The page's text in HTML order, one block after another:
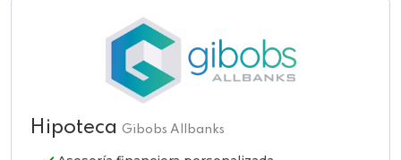
Hipoteca Gibobs Allbanks